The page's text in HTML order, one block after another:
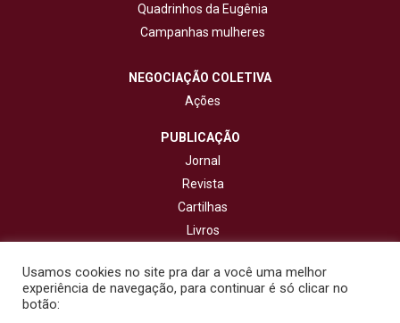
Quadrinhos da Eugênia
Campanhas mulheres
NEGOCIAÇÃO COLETIVA
Ações
PUBLICAÇÃO
Jornal
Revista
Cartilhas
Livros
CONTATO
Usamos cookies no site pra dar a você uma melhor
experiência de navegação, para continuar é só clicar no
botão: